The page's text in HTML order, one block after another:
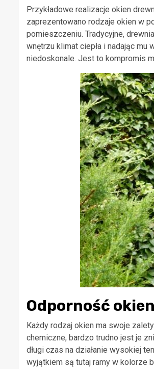
Przykładowe realizacje okien
zaprezentowano rodzaje okien w
pomieszczeniu. Tradycyjne,
wnętrzu klimat ciepła i nadając mu
niedoskonale. Jest to kompromis
Odporność
Każdy rodzaj okien ma swoje
chemiczne, bardzo trudno jest je
długi czas na działanie wysokiej
wyjątkiem są tutaj ramy w kolorze